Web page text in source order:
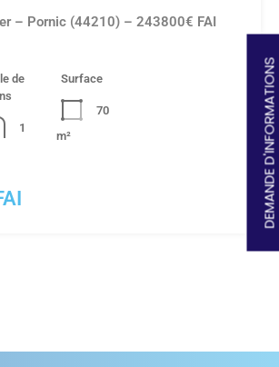
– Pornic (44210) – 243800€ FAI
de
1
Surface
70
m²
DEMANDE D'INFORMATIONS